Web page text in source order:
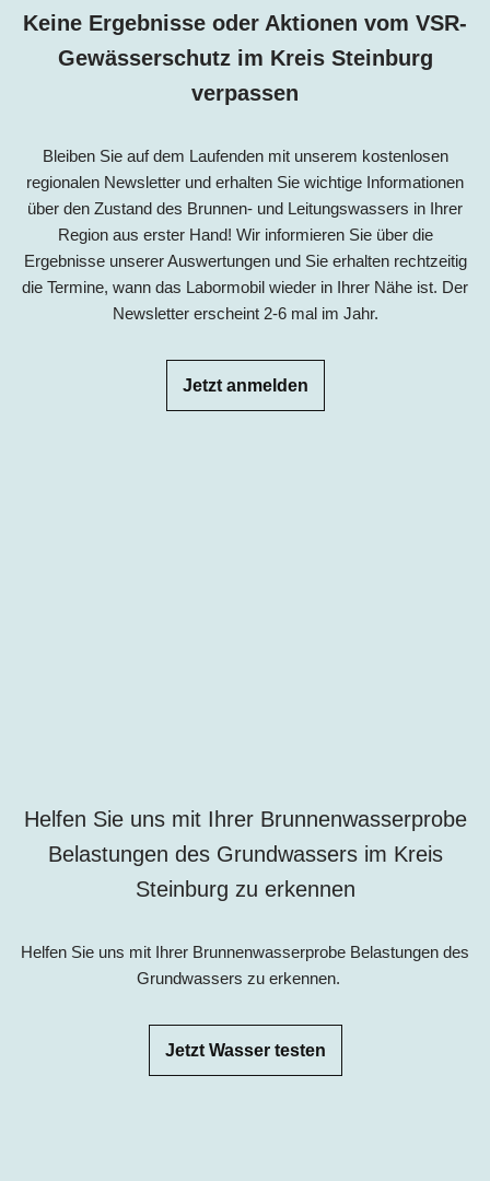
Keine Ergebnisse oder Aktionen vom VSR-
Gewässerschutz im Kreis Steinburg
verpassen
Bleiben Sie auf dem Laufenden mit unserem kostenlosen
regionalen Newsletter und erhalten Sie wichtige Informationen
über den Zustand des Brunnen- und Leitungswassers in Ihrer
Region aus erster Hand! Wir informieren Sie über die
Ergebnisse unserer Auswertungen und Sie erhalten rechtzeitig
die Termine, wann das Labormobil wieder in Ihrer Nähe ist. Der
Newsletter erscheint 2-6 mal im Jahr.
Jetzt anmelden
Helfen Sie uns mit Ihrer Brunnenwasserprobe
Belastungen des Grundwassers im Kreis
Steinburg zu erkennen
Helfen Sie uns mit Ihrer Brunnenwasserprobe Belastungen des
Grundwassers zu erkennen.
Jetzt Wasser testen